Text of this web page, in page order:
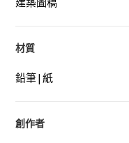
材質
鉛筆|紙
創作者